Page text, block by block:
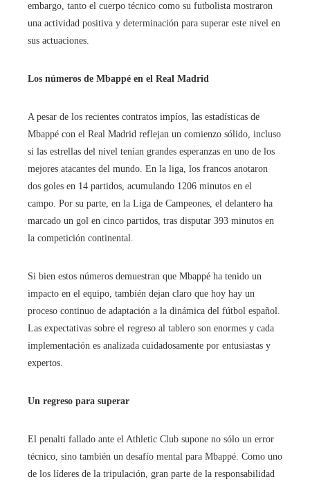
embargo, tanto el cuerpo técnico como su futbolista mostraron
una actividad positiva y determinación para superar este nivel en
sus actuaciones.
Los números de Mbappé en el Real Madrid
A pesar de los recientes contratos impíos, las estadísticas de
Mbappé con el Real Madrid reflejan un comienzo sólido, incluso
si las estrellas del nivel tenían grandes esperanzas en uno de los
mejores atacantes del mundo. En la liga, los francos anotaron
dos goles en 14 partidos, acumulando 1206 minutos en el
campo. Por su parte, en la Liga de Campeones, el delantero ha
marcado un gol en cinco partidos, tras disputar 393 minutos en
la competición continental.
Si bien estos números demuestran que Mbappé ha tenido un
impacto en el equipo, también dejan claro que hoy hay un
proceso continuo de adaptación a la dinámica del fútbol español.
Las expectativas sobre el regreso al tablero son enormes y cada
implementación es analizada cuidadosamente por entusiastas y
expertos.
Un regreso para superar
El penalti fallado ante el Athletic Club supone no sólo un error
técnico, sino también un desafío mental para Mbappé. Como uno
de los líderes de la tripulación, gran parte de la responsabilidad